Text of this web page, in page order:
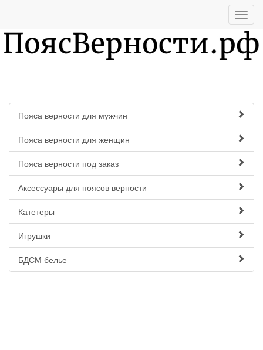
Пояса верности для мужчин
Пояса верности для женщин
Пояса верности под заказ
Аксессуары для поясов верности
Катетеры
Игрушки
БДСМ белье